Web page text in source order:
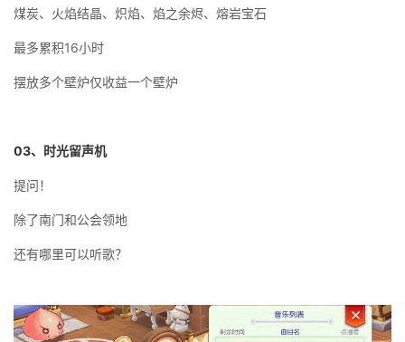
煤炭、火焰结晶、炽焰、焰之余烬、熔岩宝石
最多累积16小时
摆放多个壁炉仅收益一个壁炉
03、时光留声机
提问！
除了南门和公会领地
还有哪里可以听歌？